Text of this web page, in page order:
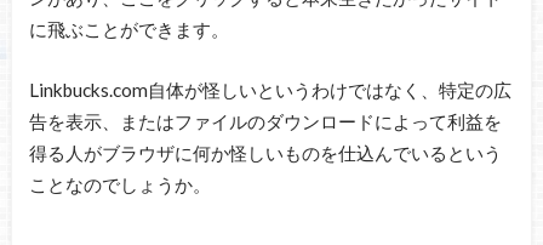
に飛ぶことができます。
Linkbucks.com自体が怪しいというわけではなく、特定の広
告を表示、またはファイルのダウンロードによって利益を
得る人がブラウザに何か怪しいものを仕込んでいるという
ことなのでしょうか。